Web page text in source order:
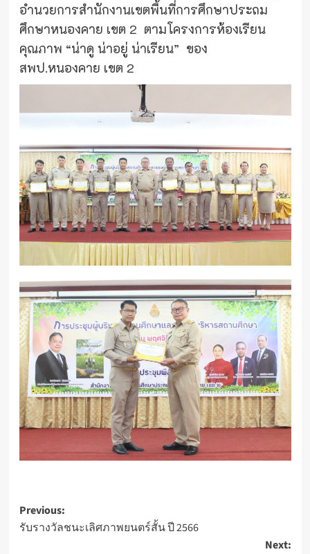
อำนวยการสำนักงานเขตพื้นที่การศึกษาประถม
ศึกษาหนองคาย เขต 2 ตามโครงการห้องเรียน
คุณภาพ “น่าดู น่าอยู่ น่าเรียน” ของ
สพป.หนองคาย เขต 2
Post
navigation
Previous:
รับรางวัลชนะเลิศภาพยนตร์สั้น ปี 2566
Next: